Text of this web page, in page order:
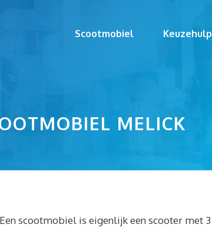
Scootmobiel Keuzehulp
MELICK
scootmobiel is eigenlijk een scooter met 3